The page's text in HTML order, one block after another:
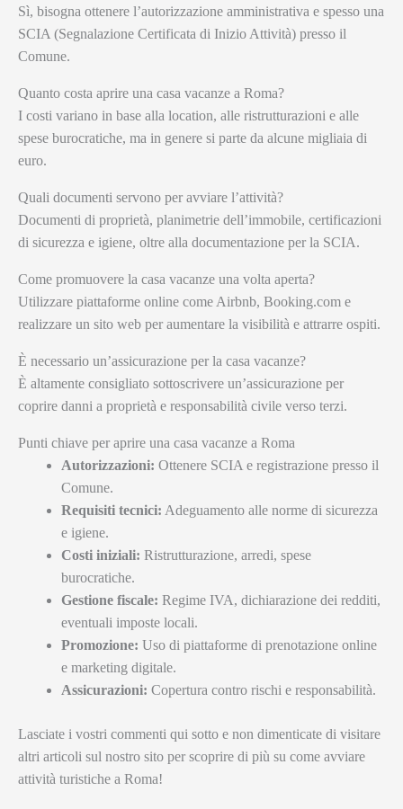
Sì, bisogna ottenere l’autorizzazione amministrativa e spesso una
SCIA (Segnalazione Certificata di Inizio Attività) presso il
Comune.
Quanto costa aprire una casa vacanze a Roma?
I costi variano in base alla location, alle ristrutturazioni e alle
spese burocratiche, ma in genere si parte da alcune migliaia di
euro.
Quali documenti servono per avviare l’attività?
Documenti di proprietà, planimetrie dell’immobile, certificazioni
di sicurezza e igiene, oltre alla documentazione per la SCIA.
Come promuovere la casa vacanze una volta aperta?
Utilizzare piattaforme online come Airbnb, Booking.com e
realizzare un sito web per aumentare la visibilità e attrarre ospiti.
È necessario un’assicurazione per la casa vacanze?
È altamente consigliato sottoscrivere un’assicurazione per
coprire danni a proprietà e responsabilità civile verso terzi.
Punti chiave per aprire una casa vacanze a Roma
Autorizzazioni: Ottenere SCIA e registrazione presso il
Comune.
Requisiti tecnici: Adeguamento alle norme di sicurezza
e igiene.
Costi iniziali: Ristrutturazione, arredi, spese
burocratiche.
Gestione fiscale: Regime IVA, dichiarazione dei redditi,
eventuali imposte locali.
Promozione: Uso di piattaforme di prenotazione online
e marketing digitale.
Assicurazioni: Copertura contro rischi e responsabilità.
Lasciate i vostri commenti qui sotto e non dimenticate di visitare
altri articoli sul nostro sito per scoprire di più su come avviare
attività turistiche a Roma!